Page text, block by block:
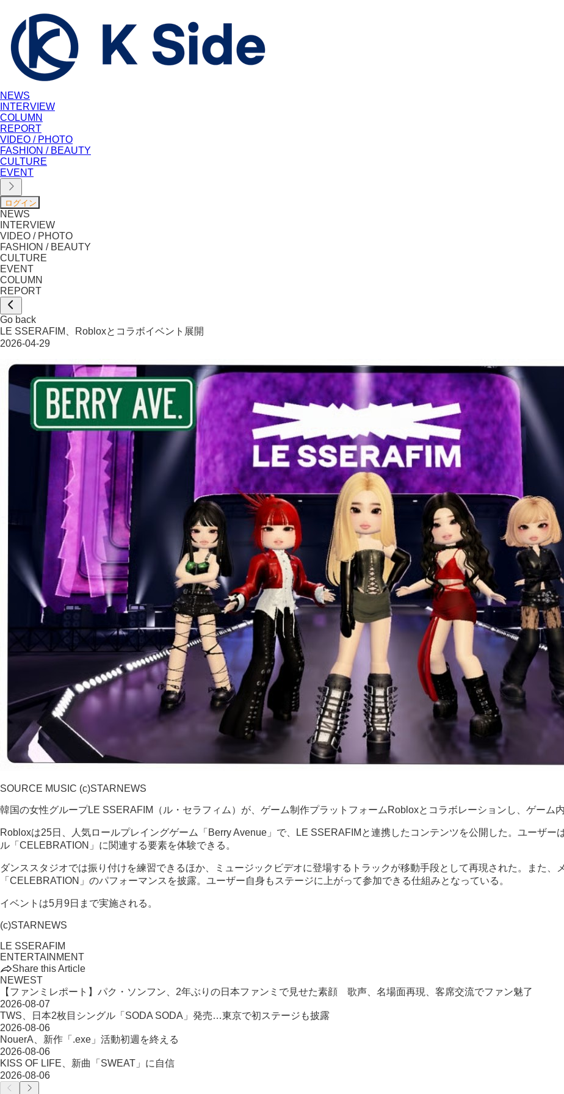
NEWS
INTERVIEW
COLUMN
REPORT
VIDEO / PHOTO
FASHION / BEAUTY
CULTURE
EVENT
NEWS
INTERVIEW
VIDEO / PHOTO
FASHION / BEAUTY
CULTURE
EVENT
COLUMN
REPORT
Go back
LE SSERAFIM、Robloxとコラボイベント展開
2026-04-29
SOURCE MUSIC (c)STARNEWS
韓国の女性グループLE SSERAFIM（ル・セラフィム）が、ゲーム制作プラットフォームRobloxとコラボレーションし、ゲーム
Robloxは25日、人気ロールプレイングゲーム「Berry Avenue」で、LE SSERAFIMと連携したコンテンツを公開した。ユーザ
ル「CELEBRATION」に関連する要素を体験できる。
ダンススタジオでは振り付けを練習できるほか、ミュージックビデオに登場するトラックが移動手段として再現された。また、
「CELEBRATION」のパフォーマンスを披露。ユーザー自身もステージに上がって参加できる仕組みとなっている。
イベントは5月9日まで実施される。
(c)STARNEWS
LE SSERAFIM
ENTERTAINMENT
Share this Article
NEWEST
【ファンミレポート】パク・ソンフン、2年ぶりの日本ファンミで見せた素顔 歌声、名場面再現、客席交流でファン魅了
2026-08-07
TWS、日本2枚目シングル「SODA SODA」発売…東京で初ステージも披露
2026-08-06
NouerA、新作「.exe」活動初週を終える
2026-08-06
KISS OF LIFE、新曲「SWEAT」に自信
2026-08-06